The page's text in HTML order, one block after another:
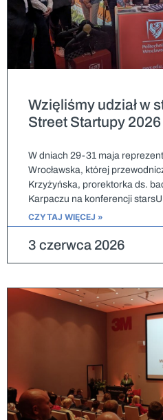
Wzięliśmy udział w
Street Startupy 2026
W dniach 29-31 maja
Wrocławska, której
Krzyżyńska, prorektorka ds.
Karpaczu na konferencji
CZYTAJ WIĘCEJ »
3 czerwca 2026